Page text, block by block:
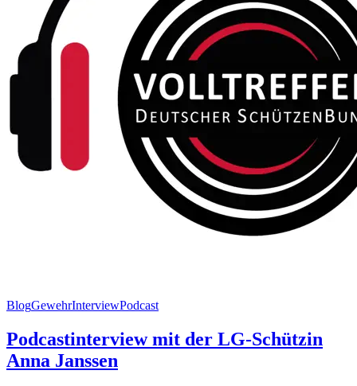
BlogGewehrInterviewPodcast
Podcastinterview mit der LG-Schützin
Anna Janssen